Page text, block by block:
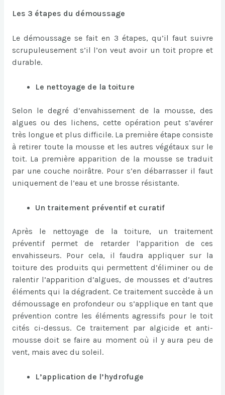
Les 3 étapes du démoussage
Le démoussage se fait en 3 étapes, qu’il faut suivre
scrupuleusement s’il l’on veut avoir un toit propre et
durable.
Le nettoyage de la toiture
Selon le degré d’envahissement de la mousse, des
algues ou des lichens, cette opération peut s’avérer
très longue et plus difficile. La première étape consiste
à retirer toute la mousse et les autres végétaux sur le
toit. La première apparition de la mousse se traduit
par une couche noirâtre. Pour s’en débarrasser il faut
uniquement de l’eau et une brosse résistante.
Un traitement préventif et curatif
Après le nettoyage de la toiture, un traitement
préventif permet de retarder l’apparition de ces
envahisseurs. Pour cela, il faudra appliquer sur la
toiture des produits qui permettent d’éliminer ou de
ralentir l’apparition d’algues, de mousses et d’autres
éléments qui la dégradent. Ce traitement succède à un
démoussage en profondeur ou s’applique en tant que
prévention contre les éléments agressifs pour le toit
cités ci-dessus. Ce traitement par algicide et anti-
mousse doit se faire au moment où il y aura peu de
vent, mais avec du soleil.
L’application de l’hydrofuge